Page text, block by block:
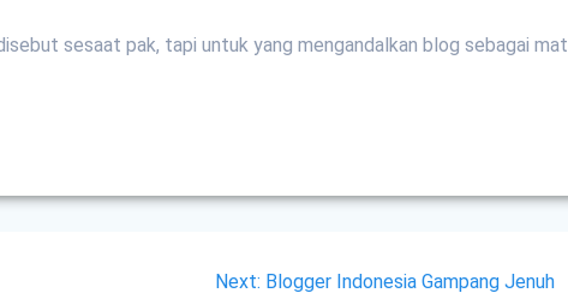
sesaat pak, tapi untuk yang mengandalkan blog sebagai
Next: Next
Blogger Indonesia Gampang Jenuh